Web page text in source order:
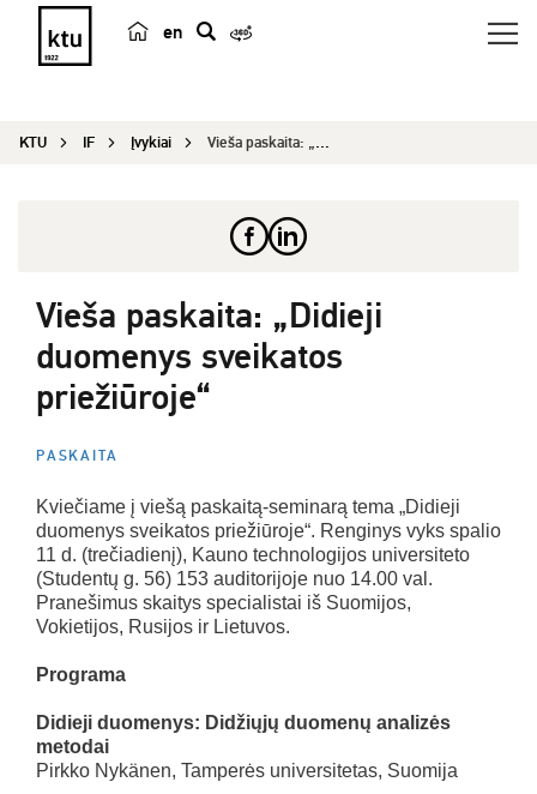
en
e
KTU IF Įvykiai Vieša paskaita: „Didieji duomenys sveikatos prie...
Vieša paskaita: „Didieji
duomenys sveikatos
priežiūroje“
PASKAITA
Kviečiame į viešą paskaitą-seminarą tema „Didieji
duomenys sveikatos priežiūroje“. Renginys vyks spalio
11 d. (trečiadienį), Kauno technologijos universiteto
(Studentų g. 56) 153 auditorijoje nuo 14.00 val.
Pranešimus skaitys specialistai iš Suomijos,
Vokietijos, Rusijos ir Lietuvos.
Programa
Didieji duomenys: Didžiųjų duomenų analizės
metodai
Pirkko Nykänen, Tamperės universitetas, Suomija